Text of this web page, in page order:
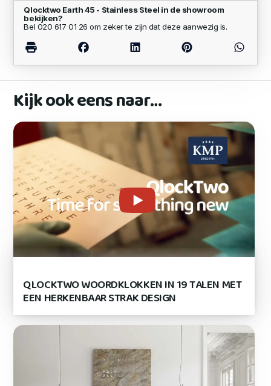
Qlocktwo Earth 45 - Stainless Steel in de showroom
bekijken?
Bel 020 617 01 26 om zeker te zijn dat deze aanwezig is.
Kijk ook eens naar…
QLOCKTWO WOORDKLOKKEN IN 19 TALEN MET
EEN HERKENBAAR STRAK DESIGN